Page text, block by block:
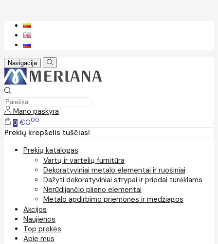
Navigacija
Mano paskyra
0 €000
Prekių krepšelis tuščias!
Prekių katalogas
Vartų ir vartelių furnitūra
Dekoratyviniai metalo elementai ir ruošiniai
Dažyti dekoratyviniai strypai ir priedai turėklams
Nerūdijančio plieno elementai
Metalo apdirbimo priemonės ir medžiagos
Akcijos
Naujienos
Top prekės
Apie mus